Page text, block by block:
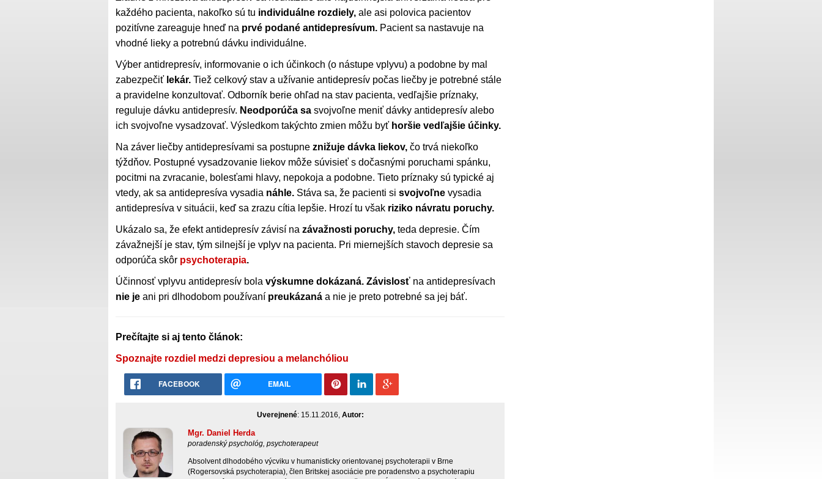
každého pacienta, nakoľko sú tu individuálne rozdiely, ale asi polovica pacientov
pozitívne zareaguje hneď na prvé podané antidepresívum. Pacient sa nastavuje na
vhodné lieky a potrebnú dávku individuálne.
Výber antidrepresív, informovanie o ich účinkoch (o nástupe vplyvu) a podobne by mal
zabezpečiť lekár. Tiež celkový stav a užívanie antidepresív počas liečby je potrebné stále
a pravidelne konzultovať. Odborník berie ohľad na stav pacienta, vedľajšie príznaky,
reguluje dávku antidepresív. Neodporúča sa svojvoľne meniť dávky antidepresív alebo
ich svojvoľne vysadzovať. Výsledkom takýchto zmien môžu byť horšie vedľajšie účinky.
Na záver liečby antidepresívami sa postupne znižuje dávka liekov, čo trvá niekoľko
týždňov. Postupné vysadzovanie liekov môže súvisieť s dočasnými poruchami spánku,
pocitmi na zvracanie, bolesťami hlavy, nepokoja a podobne. Tieto príznaky sú typické aj
vtedy, ak sa antidepresíva vysadia náhle. Stáva sa, že pacienti si svojvoľne vysadia
antidepresíva v situácii, keď sa zrazu cítia lepšie. Hrozí tu však riziko návratu poruchy.
Ukázalo sa, že efekt antidepresív závisí na závažnosti poruchy, teda depresie. Čím
závažnejší je stav, tým silnejší je vplyv na pacienta. Pri miernejších stavoch depresie sa
odporúča skôr psychoterapia.
Účinnosť vplyvu antidepresív bola výskumne dokázaná. Závislosť na antidepresívach
nie je ani pri dlhodobom používaní preukázaná a nie je preto potrebné sa jej báť.
Prečítajte si aj tento článok:
Spoznajte rozdiel medzi depresiou a melanchóliou
FACEBOOK EMAIL
Uverejnené: 15.11.2016, Autor:
Mgr. Daniel Herda
poradenský psychológ, psychoterapeut
Absolvent dlhodobého výcviku v humanisticky orientovanej psychoterapii v Brne
(Rogersovská psychoterapia), člen Britskej asociácie pre poradenstvo a psychoterapiu